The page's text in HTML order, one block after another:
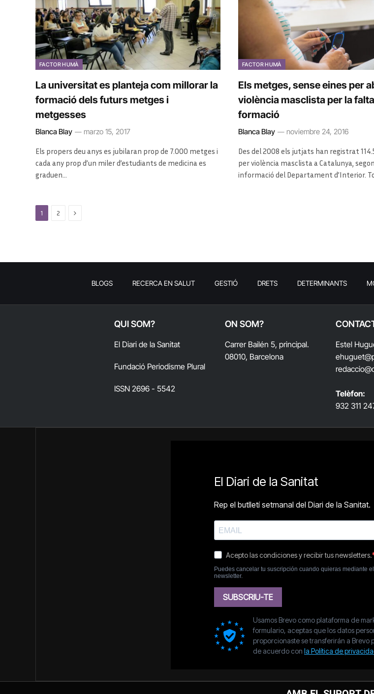
FACTOR HUMÀ
La universitat es planteja com millorar la
formació dels futurs metges i
metgesses
Blanca Blay marzo 15, 2017
Els propers deu anys es jubilaran prop de 7.000 metges i
cada any prop d’un miler d’estudiants de medicina es
graduen…
FACTOR HUMÀ
Els metges, sense eines per
violència masclista per la
formació
Blanca Blay noviembre 24, 2016
Des del 2008 els jutjats han registrat
per violència masclista a Catalunya,
informació del Departament d’Interior.
1 2 Next
BLOGS RECERCA EN SALUT GESTIÓ DRETS DETERMINANTS
QUI SOM?
El Diari de la Sanitat
Fundació Periodisme Plural
ISSN 2696 - 5542
ON SOM?
Carrer Bailén 5, principal.
08010, Barcelona
Estel
ehuguet
Telèfon:
932 311